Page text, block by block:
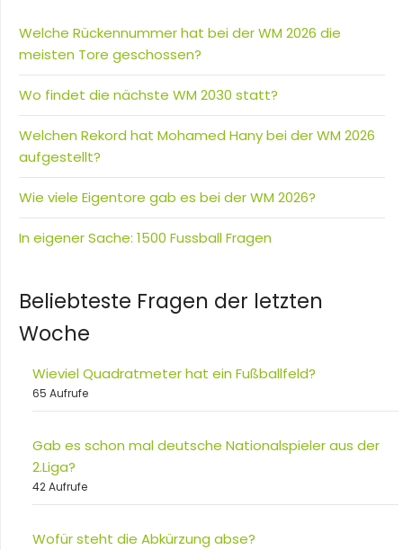
Welche Rückennummer hat bei der WM 2026 die
meisten Tore geschossen?
Wo findet die nächste WM 2030 statt?
Welchen Rekord hat Mohamed Hany bei der WM 2026
aufgestellt?
Wie viele Eigentore gab es bei der WM 2026?
In eigener Sache: 1500 Fussball Fragen
Beliebteste Fragen der letzten
Woche
Wieviel Quadratmeter hat ein Fußballfeld?
65 Aufrufe
Gab es schon mal deutsche Nationalspieler aus der
2.Liga?
42 Aufrufe
Wofür steht die Abkürzung abse?